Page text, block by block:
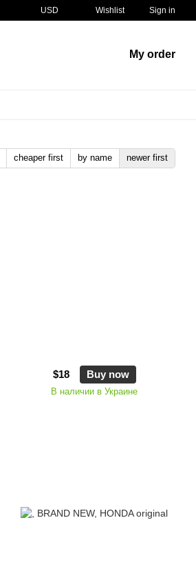
USD Wishlist Sign in
My order
cheaper first by name newer first
$18 Buy now
В наличии в Украине